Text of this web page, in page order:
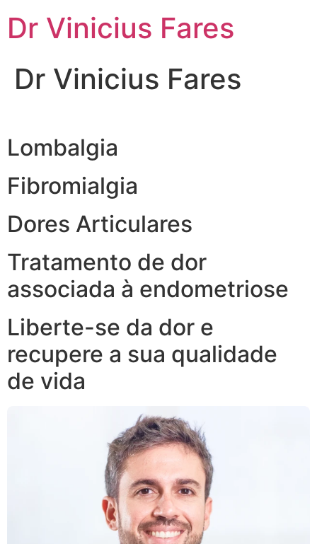
para
Dr Vinicius Fares
Dr Vinicius Fares
Lombalgia
Fibromialgia
Dores Articulares
Tratamento de dor
associada à endometriose
Liberte-se da dor e
recupere a sua qualidade
de vida